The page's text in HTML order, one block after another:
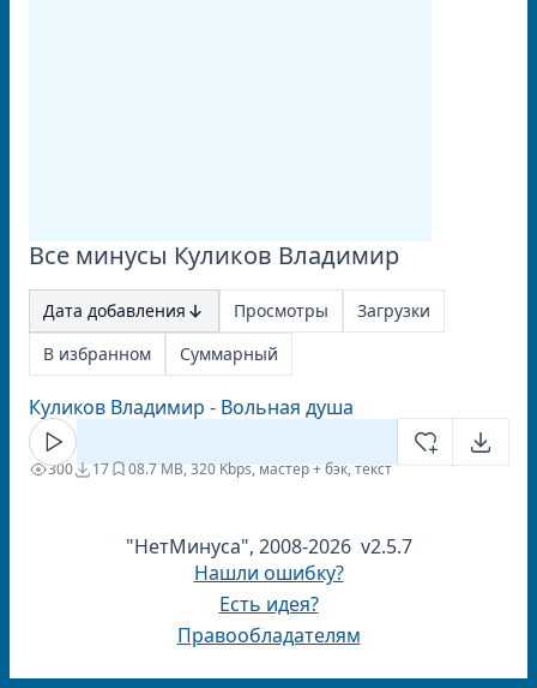
Все минусы Куликов Владимир
Дата добавления Просмотры
Загрузки
В избранном
Суммарный
Куликов Владимир - Вольная душа
300 17 08.7 MB, 320 Kbps, мастер + бэк, текст
"НетМинуса", 2008-2026 v2.5.7
Нашли ошибку?
Есть идея?
Правообладателям